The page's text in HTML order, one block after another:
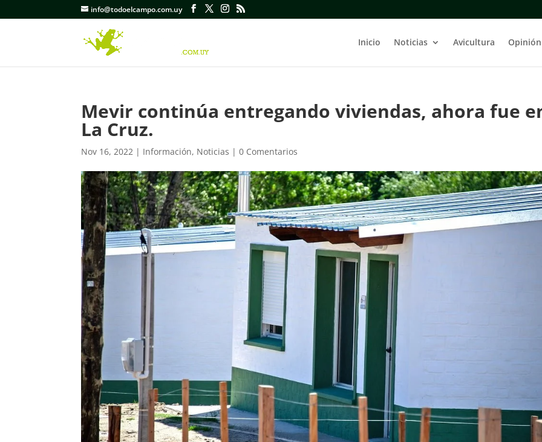
info@todoelcampo.com.uy
Inicio Noticias Avicultura Opinión
Mevir continúa entregando viviendas, ahora fue
La Cruz.
Nov 16, 2022 | Información, Noticias |0 Comentarios